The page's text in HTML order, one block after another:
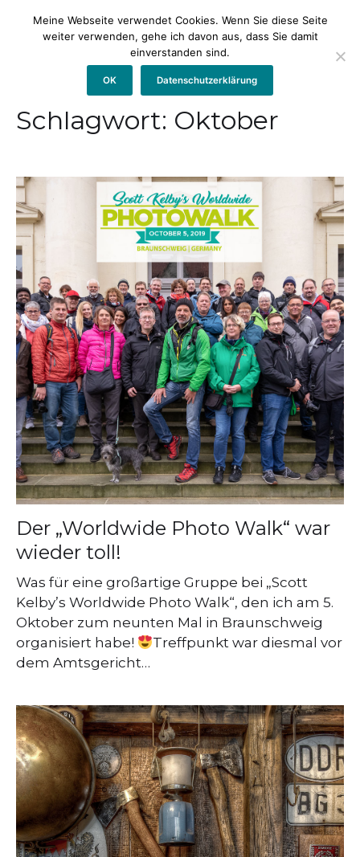
Schlagwort: Oktober
Der „Worldwide Photo Walk“ war
wieder toll!
Was für eine großartige Gruppe bei „Scott
Kelby’s Worldwide Photo Walk“, den ich am 5.
Oktober zum neunten Mal in Braunschweig
organisiert habe!
⁣Treffpunkt war diesmal vor
dem Amtsgericht…
Meine Webseite verwendet Cookies. Wenn Sie diese Seite
weiter verwenden, gehe ich davon aus, dass Sie damit
einverstanden sind.
OK Datenschutzerklärung